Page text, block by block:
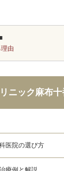
由
ニック麻布
医院の選び方